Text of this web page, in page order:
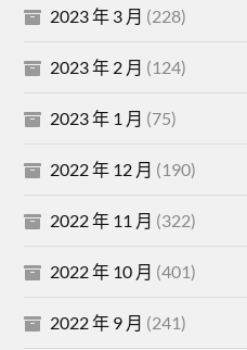
2023 年 3 月 (228)
2023 年 2 月 (124)
2023 年 1 月 (75)
2022 年 12 月 (190)
2022 年 11 月 (322)
2022 年 10 月 (401)
2022 年 9 月 (241)